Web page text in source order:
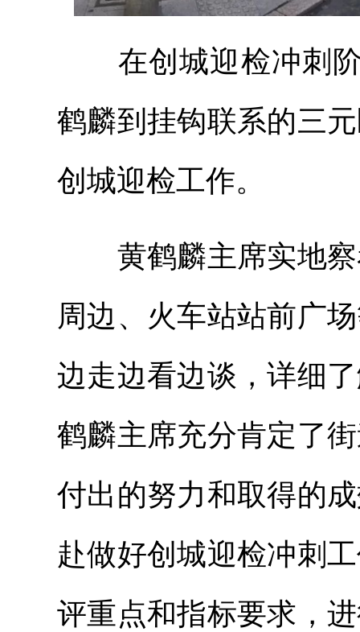
在创城迎检冲刺阶
鹤麟到挂钩联系的三
创城迎检工作。
黄鹤麟主席实地察
周边、火车站站前广
边走边看边谈，详细
鹤麟主席充分肯定了
付出的努力和取得的
赴做好创城迎检冲刺
评重点和指标要求，